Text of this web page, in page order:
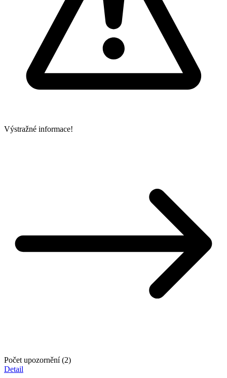
Výstražné informace!
Počet upozornění (2)
Detail